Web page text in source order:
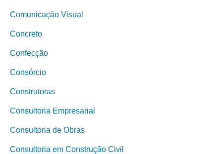
Comunicação Visual
Concreto
Confecção
Consórcio
Construtoras
Consultoria Empresarial
Consultoria de Obras
Consultoria em Construção Civil